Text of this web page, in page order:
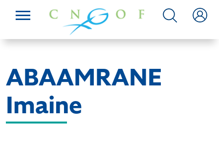
ABAAMRANE
Imaine